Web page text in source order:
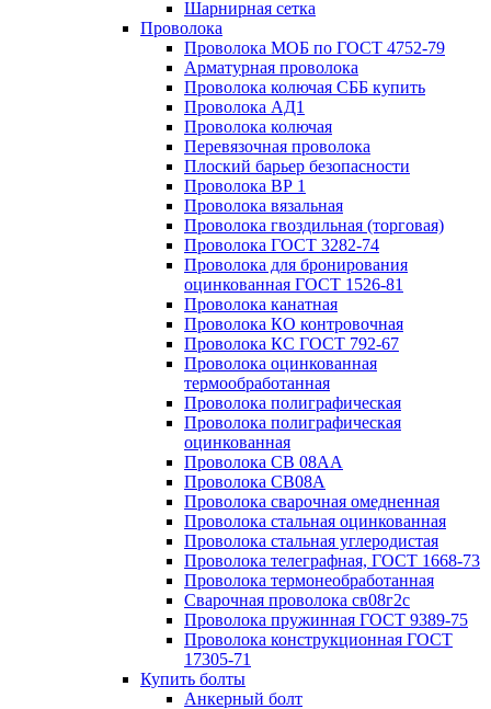
Шарнирная сетка
Проволока
Проволока МОБ по ГОСТ 4752-79
Арматурная проволока
Проволока колючая СББ купить
Проволока АД1
Проволока колючая
Перевязочная проволока
Плоский барьер безопасности
Проволока ВР 1
Проволока вязальная
Проволока гвоздильная (торговая)
Проволока ГОСТ 3282-74
Проволока для бронирования
оцинкованная ГОСТ 1526-81
Проволока канатная
Проволока КО контровочная
Проволока КС ГОСТ 792-67
Проволока оцинкованная
термообработанная
Проволока полиграфическая
Проволока полиграфическая
оцинкованная
Проволока СВ 08АА
Проволока СВ08А
Проволока сварочная омедненная
Проволока стальная оцинкованная
Проволока стальная углеродистая
Проволока телеграфная, ГОСТ 1668-73
Проволока термонеобработанная
Сварочная проволока св08г2с
Проволока пружинная ГОСТ 9389-75
Проволока конструкционная ГОСТ
17305-71
Купить болты
Анкерный болт